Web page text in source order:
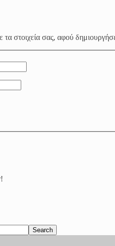
τα στοιχεία σας, αφού